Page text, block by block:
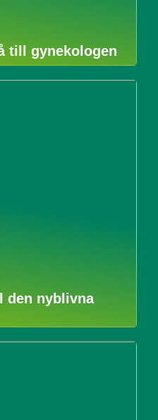
till gynekologen
den nyblivna